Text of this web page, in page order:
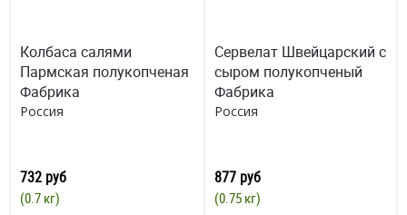
Колбаса салями
Пармская полукопченая
Фабрика
Россия
732 руб
(0.7 кг)
Сервелат Швейцарский с
сыром полукопченый
Фабрика
Россия
877 руб
(0.75 кг)